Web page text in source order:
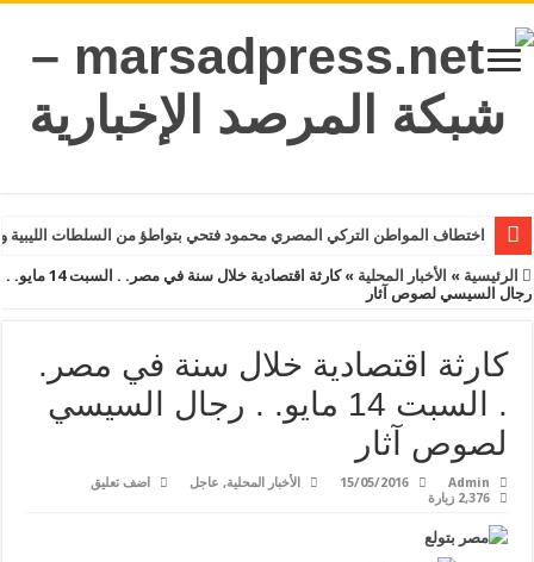
اختطاف المواطن التركي المصري محمود فتحي بتواطؤ من السلطات
الرئيسية » الأخبار المحلية »
كارثة اقتصادية خلال سنة في مصر. . السبت 14 مايو. .
رجال السيسي لصوص آثار
كارثة اقتصادية خلال سنة في مصر.
. السبت 14 مايو. . رجال السيسي
لصوص آثار
Admin
15/05/2016 الأخبار المحلية, عاجل
اضف تعليق
2,376 زيارة